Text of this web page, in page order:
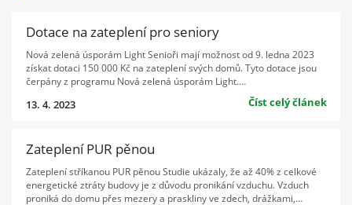
Dotace na zateplení pro seniory
Nová zelená úsporám Light Senioři mají možnost od 9. ledna 2023
získat dotaci 150 000 Kč na zateplení svých domů. Tyto dotace jsou
čerpány z programu Nová zelená úsporám Light.…
13. 4. 2023 Číst celý článek
Zateplení PUR pěnou
Zateplení stříkanou PUR pěnou Studie ukázaly, že až 40% z celkové
energetické ztráty budovy je z důvodu pronikání vzduchu. Vzduch
proniká do domu přes mezery a praskliny ve zdech, drážkami,…